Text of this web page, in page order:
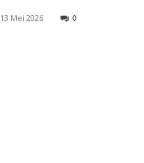
13 Mei 2026 0